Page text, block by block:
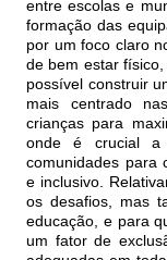
entre escolas e
formação das
por um foco claro
de bem estar
possível construir
mais centrado
crianças para
onde é crucial a
comunidades para
e inclusivo.
os desafios, mas
educação, e para
um fator de